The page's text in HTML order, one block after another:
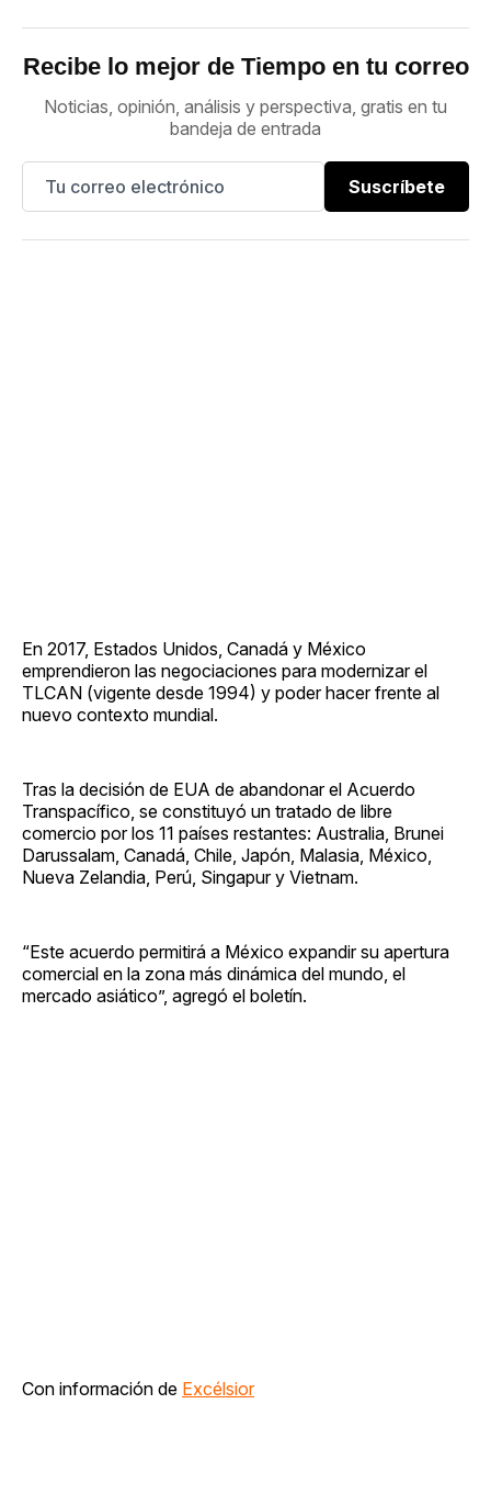
Recibe lo mejor de Tiempo en tu correo
Noticias, opinión, análisis y perspectiva, gratis en tu
bandeja de entrada
Suscríbete
En 2017, Estados Unidos, Canadá y México
emprendieron las negociaciones para modernizar el
TLCAN (vigente desde 1994) y poder hacer frente al
nuevo contexto mundial.
Tras la decisión de EUA de abandonar el Acuerdo
Transpacífico, se constituyó un tratado de libre
comercio por los 11 países restantes: Australia, Brunei
Darussalam, Canadá, Chile, Japón, Malasia, México,
Nueva Zelandia, Perú, Singapur y Vietnam.
“Este acuerdo permitirá a México expandir su apertura
comercial en la zona más dinámica del mundo, el
mercado asiático”, agregó el boletín.
Con información de Excélsior